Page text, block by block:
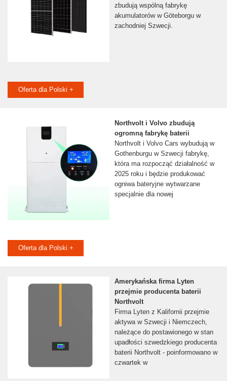
zbudują wspólną fabrykę
akumulatorów w Göteborgu w
zachodniej Szwecji.
Oferta dla Polski +
Northvolt i Volvo zbudują
ogromną fabrykę baterii
Northvolt i Volvo Cars wybudują w
Gothenburgu w Szwecji fabrykę,
która ma rozpocząć działalność w
2025 roku i będzie produkować
ogniwa bateryjne wytwarzane
specjalnie dla nowej
Oferta dla Polski +
Amerykańska firma Lyten
przejmie producenta baterii
Northvolt
Firma Lyten z Kalifornii przejmie
aktywa w Szwecji i Niemczech,
należące do postawionego w stan
upadłości szwedzkiego producenta
baterii Northvolt - poinformowano w
czwartek w